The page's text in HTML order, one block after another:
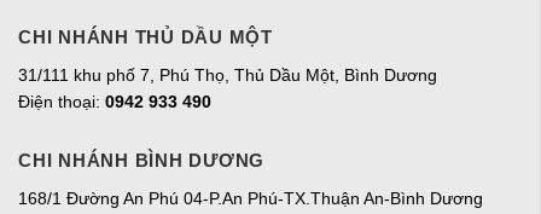
CHI NHÁNH THỦ DẦU MỘT
31/111 khu phố 7, Phú Thọ, Thủ Dầu Một, Bình Dương
Điện thoại: 0942 933 490
CHI NHÁNH BÌNH DƯƠNG
168/1 Đường An Phú 04-P.An Phú-TX.Thuận An-Bình Dương